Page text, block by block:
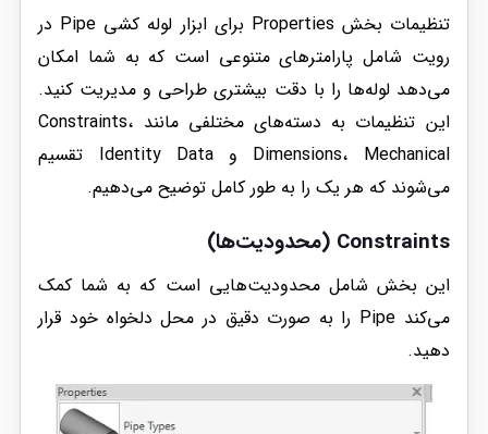
تنظیمات بخش Properties برای ابزار لوله کشی Pipe در
رویت شامل پارامترهای متنوعی است که به شما امکان
می‌دهد لوله‌ها را با دقت بیشتری طراحی و مدیریت کنید.
این تنظیمات به دسته‌های مختلفی مانند Constraints،
Dimensions، Mechanical و Identity Data تقسیم
می‌شوند که هر یک را به طور کامل توضیح می‌دهیم.
Constraints (محدودیت‌ها)
این بخش شامل محدودیت‌هایی است که به شما کمک
می‌کند Pipe را به صورت دقیق در محل دلخواه خود قرار
دهید.